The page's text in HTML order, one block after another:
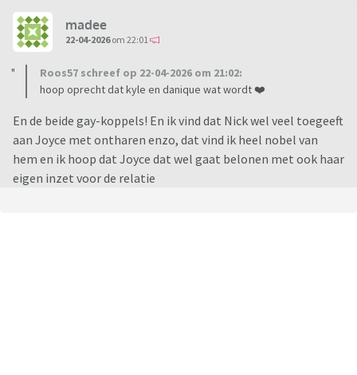
madee
22-04-2026om 22:01
Roos57 schreef op 22-04-2026 om 21:02:
hoop oprecht dat kyle en danique wat wordt ❤️
En de beide gay-koppels! En ik vind dat Nick wel veel toegeeft
aan Joyce met ontharen enzo, dat vind ik heel nobel van
hem en ik hoop dat Joyce dat wel gaat belonen met ook haar
eigen inzet voor de relatie